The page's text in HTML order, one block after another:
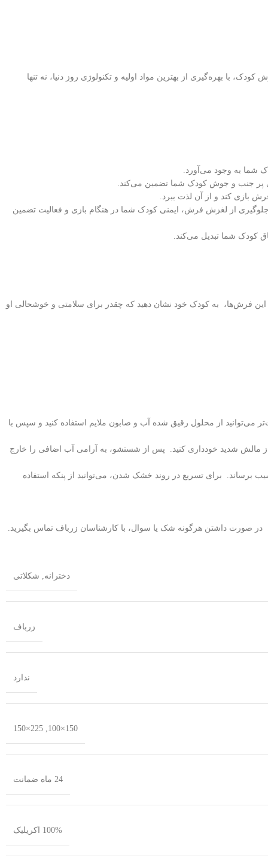
بهره‌گیری از بهترین مواد اولیه و تکنولوژی روز دنیا، نه تنها
شما به وجود می‌آورد.
بازی کند و از آن لذت ببرد.
از لغزش فرش، ایمنی کودک شما در هنگام بازی و فعالیت تضمین
کودک شما تبدیل می‌کند.
فرش‌ها، به کودک خود نشان دهید که چقدر برای سلامتی و خوشحالی او
می‌توانید از محلول رقیق شده آب و صابون ملایم استفاده کنید و سپس با
شدید خودداری کنید. پس از شستشو، به آرامی آب اضافی را خارج
برای تسریع در روند خشک شدن، می‌توانید از پنکه استفاده
داشتن هرگونه شک یا سوال، با کارشناسان زرباف تماس بگیرید.
دخترانه, شکلاتی
زرباف
ندارد
150×100
,
225×150
24 ماه ضمانت
100% اکریلیک